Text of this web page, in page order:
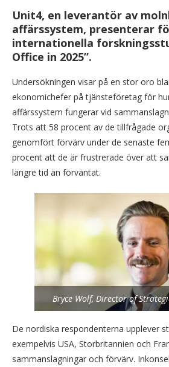
Unit4, en leverantör av
affärssystem, presenterar
internationella
Office in 2025”.
Undersökningen visar på en stor oro
ekonomichefer på tjänsteföretag för
affärssystem fungerar vid
Trots att 58 procent av de tillfrågade
genomfört förvärv under de senaste
procent att de är frustrerade över att
längre tid än förväntat.
Bryce Wolf, Director of
De nordiska respondenterna upplever
exempelvis USA, Storbritannien och
sammanslagningar och förvärv.